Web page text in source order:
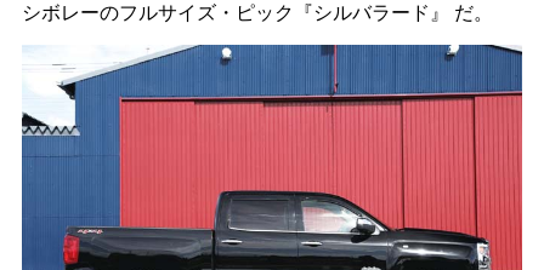
シボレーのフルサイズ・ピック『シルバラード』 だ。